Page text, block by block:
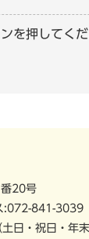
を押してくだ
20号
:072-841-3039
土日・祝日・年